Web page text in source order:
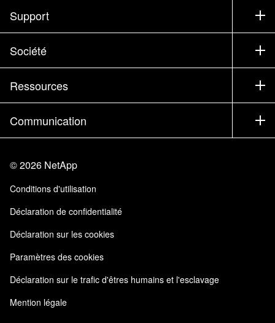
Comment acheter
Service commercial
Trouver un partenaire
Executive Briefing
Produits A-Z
Support
Support
Formation
Documentation
Communauté
Apprendre
Société
Société
Partenaires
Emplois
Trust Center
Responsabilité & durabilité
Certifications de la qualité
NetApp Instaclustr
Ressources
Newsroom
Événements
Blog
Expérience client
Témoignages clients
Communication
Commentaires sur le site
Accessibilité
Mes abonnements
©2026 NetApp
Conditions d'utilisation
Déclaration de confidentialité
Déclaration sur les cookies
Paramètres des cookies
Déclaration sur le trafic d'êtres humains et l'esclavage
Mention légale